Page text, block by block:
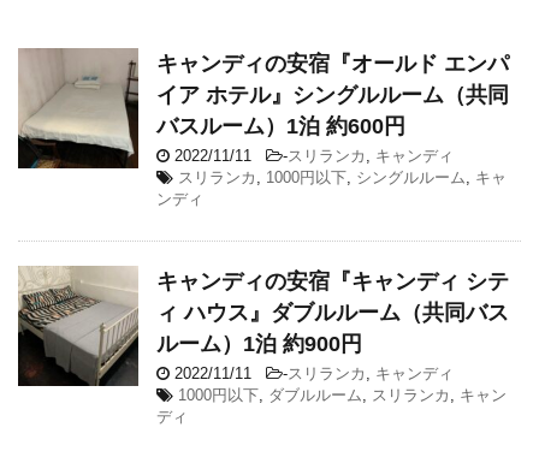
キャンディの安宿『オールド エンパ
イア ホテル』シングルルーム（共同
バスルーム）1泊 約600円
2022/11/11 -スリランカ
キャンディ
スリランカ
1000円以下 シングルルーム
キャ
ンディ
キャンディの安宿『キャンディ シテ
ィ ハウス』ダブルルーム（共同バス
ルーム）1泊 約900円
2022/11/11 -スリランカ
キャンディ
1000円以下 ダブルルーム スリランカ
キャン
ディ